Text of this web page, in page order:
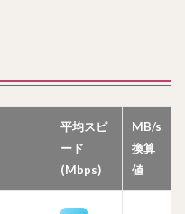
平均スピ
ード
(Mbps)
MB/s
換算
値